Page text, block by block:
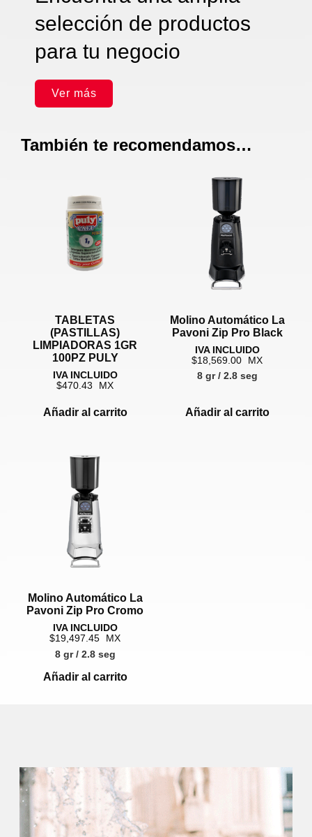
selección de productos
para tu negocio
Ver más
También te recomendamos…
TABLETAS
(PASTILLAS)
LIMPIADORAS 1GR
100PZ PULY
470.43
Añadir al carrito
Molino Automático La
Pavoni Zip Pro Black
18,569.00
8 gr / 2.8 seg
Añadir al carrito
Molino Automático La
Pavoni Zip Pro Cromo
19,497.45
8 gr / 2.8 seg
Añadir al carrito